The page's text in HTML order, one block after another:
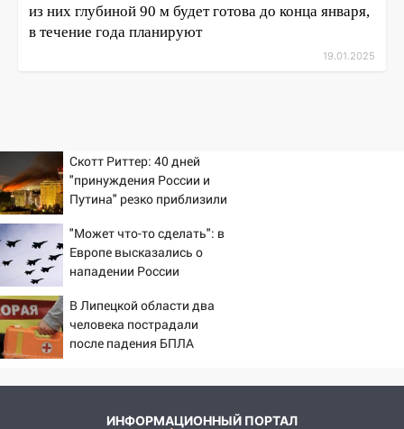
из них глубиной 90 м будет готова до конца января,
в течение года планируют
19.01.2025
Скотт Риттер: 40 дней
"принуждения России и
Путина" резко приблизили
"Может что-то сделать": в
Европе высказались о
нападении России
В Липецкой области два
человека пострадали
после падения БПЛА
ИНФОРМАЦИОННЫЙ ПОРТАЛ